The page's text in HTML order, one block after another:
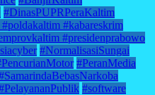
#DinasPUPRPeraKaltim
#poldakaltim #kabareskrim
#presidenprabowo
#NormalisasiSungai
#PeranMedia
#software